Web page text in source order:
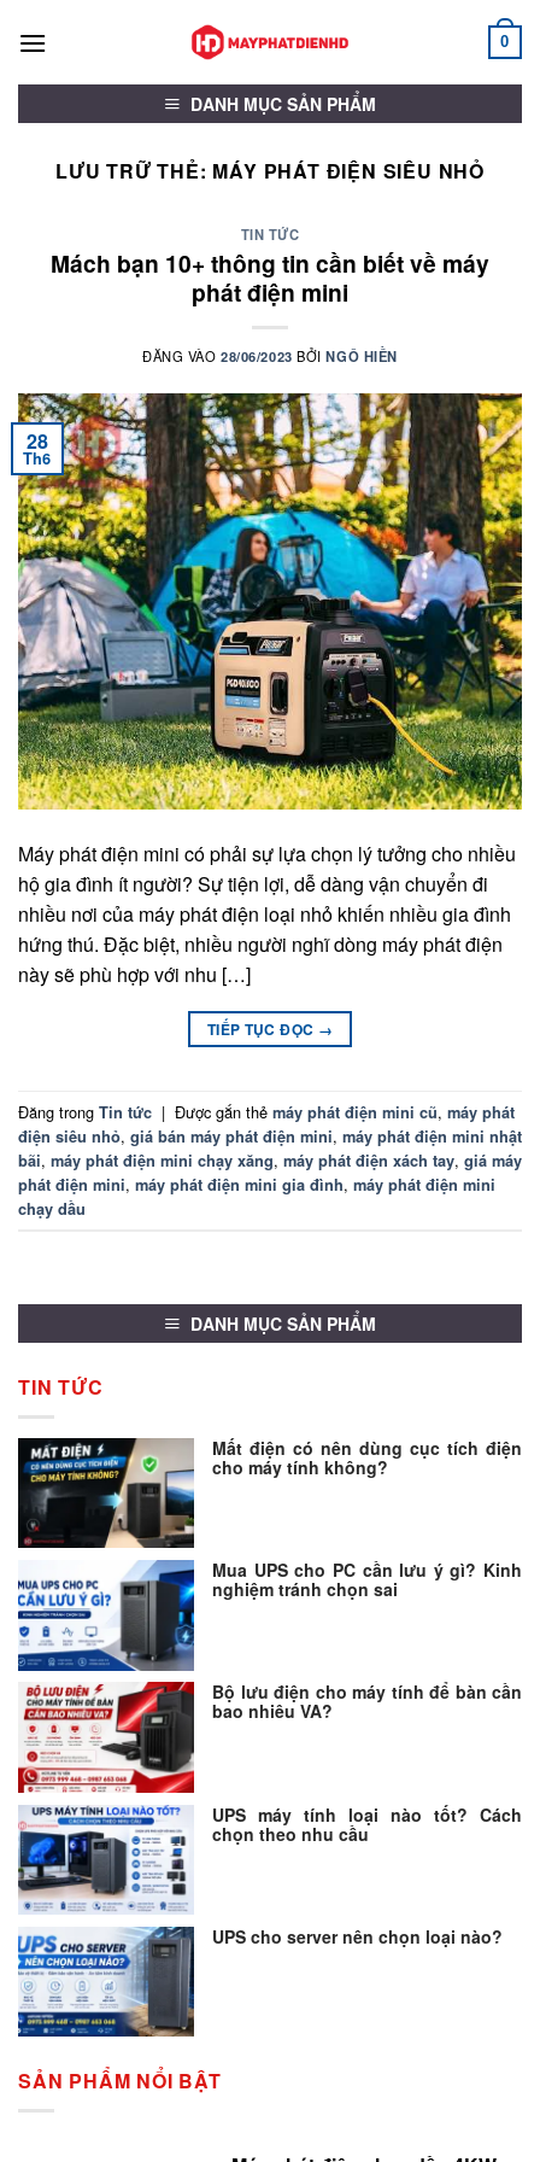
qua
0
DANH MỤC SẢN PHẨM
LƯU TRỮ THẺ: MÁY PHÁT ĐIỆN SIÊU NHỎ
TIN TỨC
Mách bạn 10+ thông tin cần biết về máy
phát điện mini
ĐĂNG VÀO28/06/2023 BỞINGÔ HIỀN
28
Th6
Máy phát điện mini có phải sự lựa chọn lý tưởng cho nhiều
hộ gia đình ít người? Sự tiện lợi, dễ dàng vận chuyển đi
nhiều nơi của máy phát điện loại nhỏ khiến nhiều gia đình
hứng thú. Đặc biệt, nhiều người nghĩ dòng máy phát điện
này sẽ phù hợp với nhu […]
TIẾP TỤC ĐỌC →
Đăng trong Tin tức | Được gắn thẻ máy phát điện mini cũ, máy phát
điện siêu nhỏ, giá bán máy phát điện mini, máy phát điện mini nhật
bãi, máy phát điện mini chạy xăng, máy phát điện xách tay, giá máy
phát điện mini, máy phát điện mini gia đình, máy phát điện mini
chạy dầu
DANH MỤC SẢN PHẨM
TIN TỨC
Mất điện có nên dùng cục tích điện
cho máy tính không?
Mua UPS cho PC cần lưu ý gì? Kinh
nghiệm tránh chọn sai
Bộ lưu điện cho máy tính để bàn cần
bao nhiêu VA?
UPS máy tính loại nào tốt? Cách
chọn theo nhu cầu
UPS cho server nên chọn loại nào?
SẢN PHẨM NỔI BẬT